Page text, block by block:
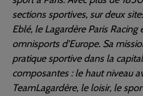
sections sportives, sur deux
Eblé, le Lagardère Paris
omnisports d’Europe. Sa
pratique sportive dans la
composantes : le haut niveau
TeamLagardère, le loisir, le